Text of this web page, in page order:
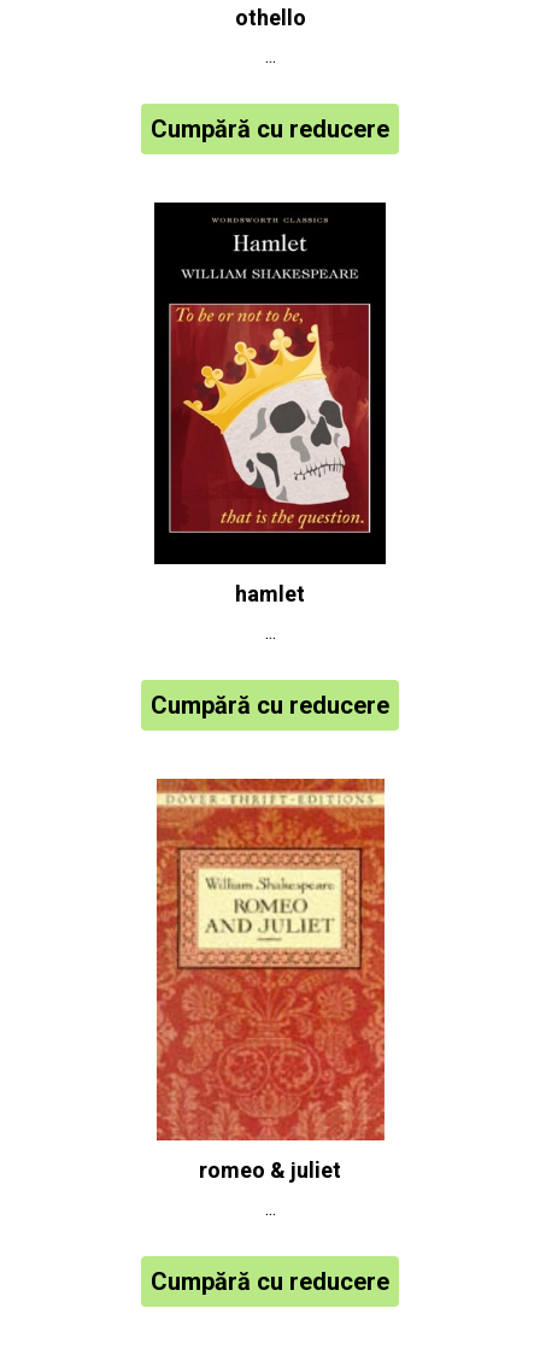
othello
...
Cumpără cu reducere
hamlet
...
Cumpără cu reducere
romeo & juliet
...
Cumpără cu reducere